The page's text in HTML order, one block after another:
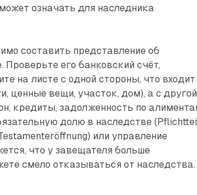
означать для наследника
составить представление об
его банковский счёт,
на листе с одной стороны, что входит
ценные вещи, участок, дом), а с
кредиты, задолженность по
долю в наследстве
или управление
что у завещателя больше
смело отказываться от наследства.